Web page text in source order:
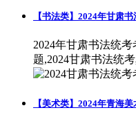
【书法类】2024年甘肃
2024年甘肃书法统
题,2024甘肃书法统考
【美术类】2024年青海